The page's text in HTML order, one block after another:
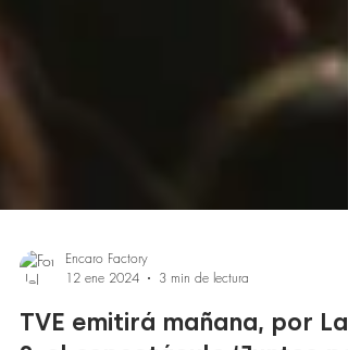
12 ene 2024
3 min de lectura